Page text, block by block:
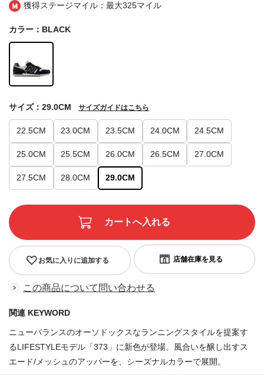
獲得ステージマイル：最大325マイル
カラー：BLACK
22.5CM 23.0CM 23.5CM 24.0CM 24.5CM
25.0CM 25.5CM 26.0CM 26.5CM 27.0CM
27.5CM 28.0CM 29.0CM
サイズ：29.0CM サイズガイドはこちら
お気に入りに追加する
この商品について問い合わせる
関連 KEYWORD
ニューバランスのオーソドックスなランニングスタイルを提案す
るLIFESTYLEモデル「373」に新色が登場。風合いを醸し出すス
エード/メッシュのアッパーを、シーズナルカラーで展開。